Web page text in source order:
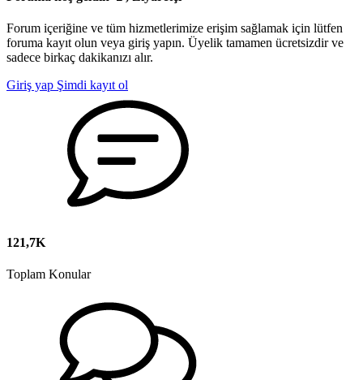
Forum içeriğine ve tüm hizmetlerimize erişim sağlamak için lütfen
foruma kayıt olun veya giriş yapın. Üyelik tamamen ücretsizdir ve
sadece birkaç dakikanızı alır.
Giriş yap Şimdi kayıt ol
121,7K
Toplam Konular